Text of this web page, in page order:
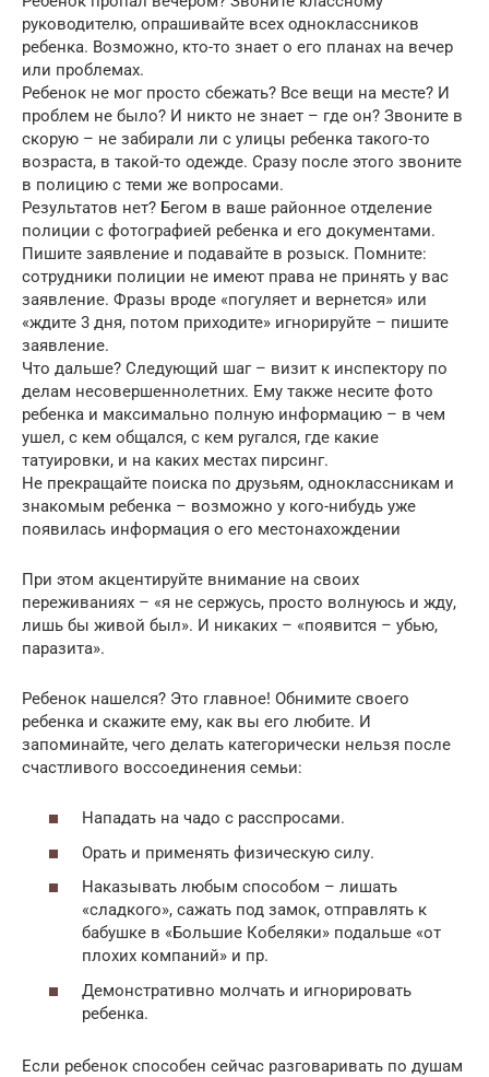
руководителю, опрашивайте всех одноклассников
ребенка. Возможно, кто-то знает о его планах на вечер
или проблемах.
Ребенок не мог просто сбежать? Все вещи на месте? И
проблем не было? И никто не знает – где он? Звоните в
скорую – не забирали ли с улицы ребенка такого-то
возраста, в такой-то одежде. Сразу после этого звоните
в полицию с теми же вопросами.
Результатов нет? Бегом в ваше районное отделение
полиции с фотографией ребенка и его документами.
Пишите заявление и подавайте в розыск. Помните:
сотрудники полиции не имеют права не принять у вас
заявление. Фразы вроде «погуляет и вернется» или
«ждите 3 дня, потом приходите» игнорируйте – пишите
заявление.
Что дальше? Следующий шаг – визит к инспектору по
делам несовершеннолетних. Ему также несите фото
ребенка и максимально полную информацию – в чем
ушел, с кем общался, с кем ругался, где какие
татуировки, и на каких местах пирсинг.
Не прекращайте поиска по друзьям, одноклассникам и
знакомым ребенка – возможно у кого-нибудь уже
появилась информация о его местонахождении
При этом акцентируйте внимание на своих
переживаниях – «я не сержусь, просто волнуюсь и жду,
лишь бы живой был». И никаких – «появится – убью,
паразита».
Ребенок нашелся? Это главное! Обнимите своего
ребенка и скажите ему, как вы его любите. И
запоминайте, чего делать категорически нельзя после
счастливого воссоединения семьи:
Нападать на чадо с расспросами.
Орать и применять физическую силу.
Наказывать любым способом – лишать
«сладкого», сажать под замок, отправлять к
бабушке в «Большие Кобеляки» подальше «от
плохих компаний» и пр.
Демонстративно молчать и игнорировать
ребенка.
Если ребенок способен сейчас разговаривать по душам